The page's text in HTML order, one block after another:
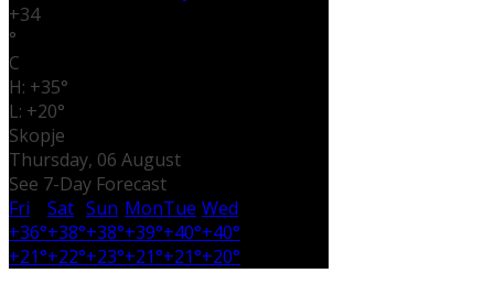
+34
°
C
H: +35°
L: +20°
Skopje
Thursday, 06 August
See 7-Day Forecast
Fri
Sat Sun MonTue Wed
+36°+38°+38°+39°+40°+40°
+21°+22°+23°+21°+21°+20°